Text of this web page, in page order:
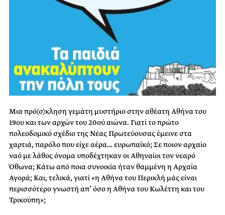
Mια πρό(σ)κληση γεμάτη μυστήριο στην αθέατη Αθήνα του
19ου και των αρχών του 20ού αιώνα. Γιατί το πρώτο
πολεοδομικό σχέδιο της Νέας Πρωτεύουσας έμεινε στα
χαρτιά, παρόλο που είχε αέρα… ευρωπαϊκό; Σε ποιον αρχαίο
ναό με λάθος όνομα υποδέχτηκαν οι Αθηναίοι τον νεαρό
Όθωνα; Κάτω από ποια συνοικία ήταν θαμμένη η Αρχαία
Αγορά; Και, τελικά, γιατί «η Αθήνα του Περικλή μάς είναι
περισσότερο γνωστή απ’ όσο η Αθήνα του Κωλέττη και του
Τρικούπη»;